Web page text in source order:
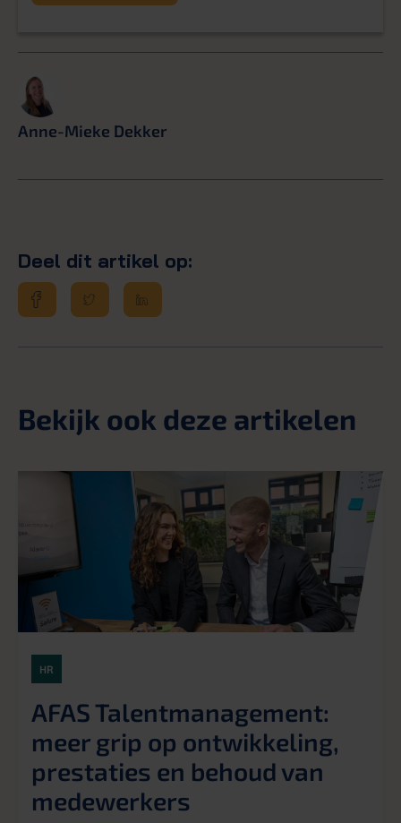
Anne-Mieke Dekker
Deel dit artikel op:
Bekijk ook deze artikelen
HR
AFAS Talentmanagement:
meer grip op ontwikkeling,
prestaties en behoud van
medewerkers